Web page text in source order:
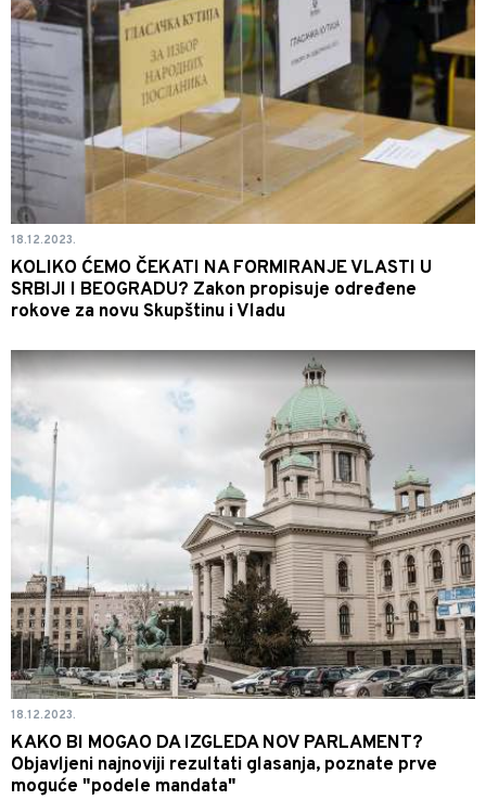
18.12.2023.
KOLIKO ĆEMO ČEKATI NA FORMIRANJE VLASTI U
SRBIJI I BEOGRADU? Zakon propisuje određene
rokove za novu Skupštinu i Vladu
18.12.2023.
KAKO BI MOGAO DA IZGLEDA NOV PARLAMENT?
Objavljeni najnoviji rezultati glasanja, poznate prve
moguće "podele mandata"